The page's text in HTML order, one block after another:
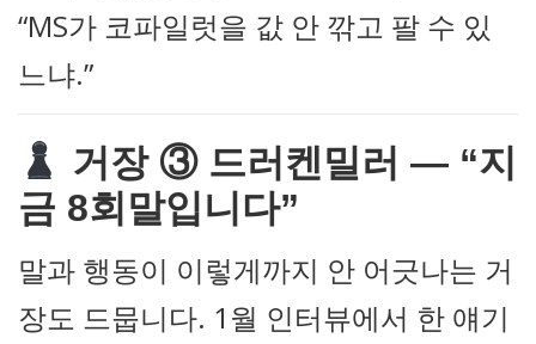
“MS가 코파일럿을 값 안 깎고 팔 수 있
느냐.”
거장 ③ 드러켄밀러 — “지
금 8회말입니다”
말과 행동이 이렇게까지 안 어긋나는 거
장도 드뭅니다. 1월 인터뷰에서 한 얘기